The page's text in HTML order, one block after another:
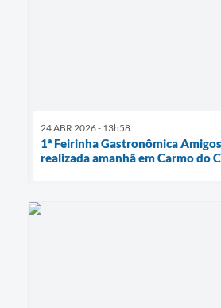
24 ABR 2026 - 13h58
1ª Feirinha Gastronômica
realizada amanhã em Carmo do